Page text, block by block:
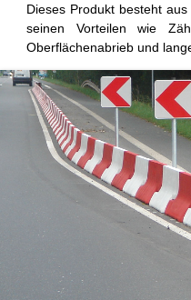
Dieses Produkt besteht
seinen Vorteilen wie
Oberflächenabrieb und